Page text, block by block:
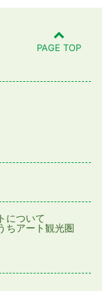
PAGE TOP
について
ちアート観光圏